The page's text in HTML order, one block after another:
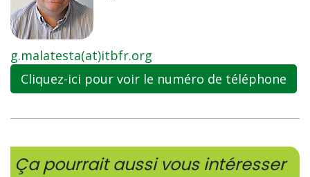
g.malatesta(at)itbfr.org
Cliquez-ici pour voir le numéro de téléphone
Ça pourrait aussi vous intéresser